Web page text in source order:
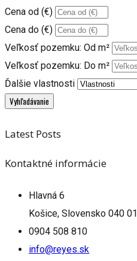
Cena od (€)
Cena do (€)
Veľkosť pozemku: Od m²
Veľkosť pozemku: Do m²
Ďalšie vlastnosti
Latest Posts
Kontaktné informácie
Hlavná 6
Košice, Slovensko 040 01
0904 508 810
info@reyes.sk